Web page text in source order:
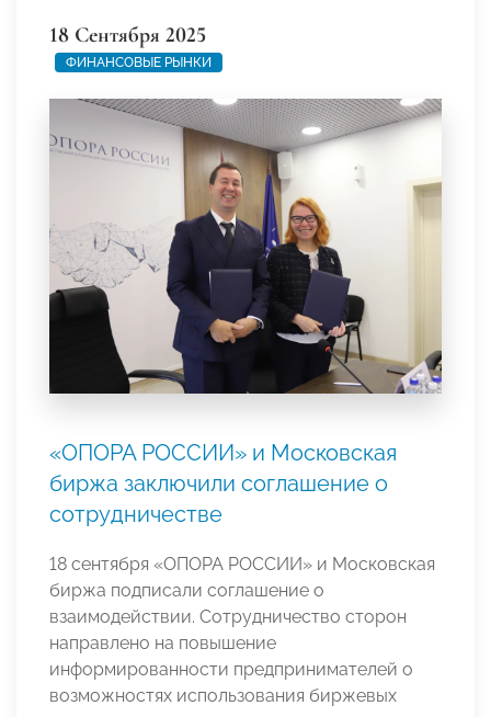
18 Сентября 2025
ФИНАНСОВЫЕ РЫНКИ
«ОПОРА РОССИИ» и Московская
биржа заключили соглашение о
сотрудничестве
18 сентября «ОПОРА РОССИИ» и Московская
биржа подписали соглашение о
взаимодействии. Сотрудничество сторон
направлено на повышение
информированности предпринимателей о
возможностях использования биржевых